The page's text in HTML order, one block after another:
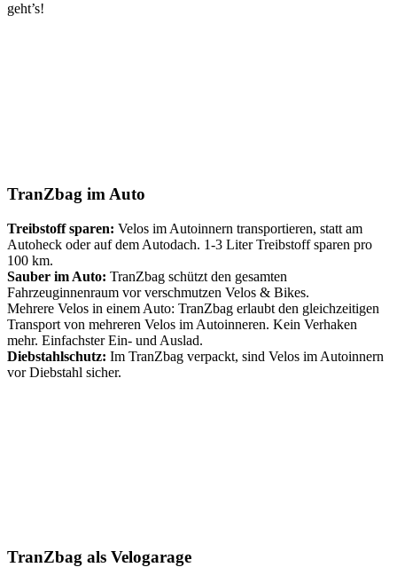
geht’s!
TranZbag im Auto
Treibstoff sparen: Velos im Autoinnern transportieren, statt am
Autoheck oder auf dem Autodach. 1-3 Liter Treibstoff sparen pro
100 km.
Sauber im Auto: TranZbag schützt den gesamten
Fahrzeuginnenraum vor verschmutzen Velos & Bikes.
Mehrere Velos in einem Auto: TranZbag erlaubt den gleichzeitigen
Transport von mehreren Velos im Autoinneren. Kein Verhaken
mehr. Einfachster Ein- und Auslad.
Diebstahlschutz: Im TranZbag verpackt, sind Velos im Autoinnern
vor Diebstahl sicher.
TranZbag als Velogarage